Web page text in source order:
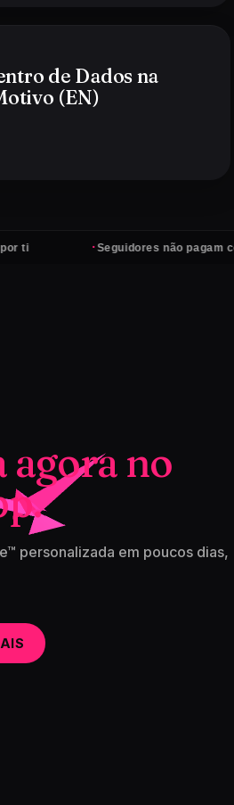
de Dados na
(EN)
Seguidores não pagam contas —
agora no
personalizada em poucos dias,